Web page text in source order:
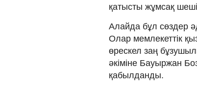
қатысты жұмсақ
Алайда бұл сөздер
Олар мемлекеттік
өрескел заң
әкіміне Бауыржан
қабылданды.